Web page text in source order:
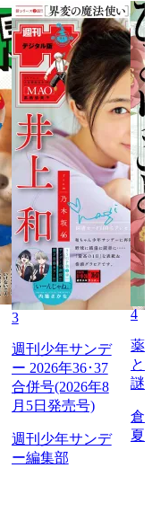
3
週刊少年サンデ
ー 2026年36･37
合併号(2026年8
月5日発売号)
週刊少年サンデ
ー編集部
4
薬
と
謎
倉
夏